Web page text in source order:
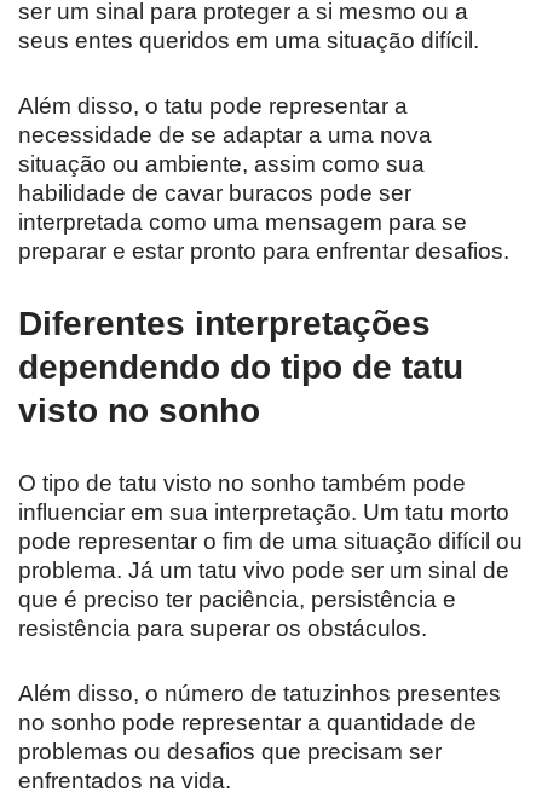
ser um sinal para proteger a si mesmo ou a
seus entes queridos em uma situação difícil.
Além disso, o tatu pode representar a
necessidade de se adaptar a uma nova
situação ou ambiente, assim como sua
habilidade de cavar buracos pode ser
interpretada como uma mensagem para se
preparar e estar pronto para enfrentar desafios.
Diferentes interpretações
dependendo do tipo de tatu
visto no sonho
O tipo de tatu visto no sonho também pode
influenciar em sua interpretação. Um tatu morto
pode representar o fim de uma situação difícil ou
problema. Já um tatu vivo pode ser um sinal de
que é preciso ter paciência, persistência e
resistência para superar os obstáculos.
Além disso, o número de tatuzinhos presentes
no sonho pode representar a quantidade de
problemas ou desafios que precisam ser
enfrentados na vida.